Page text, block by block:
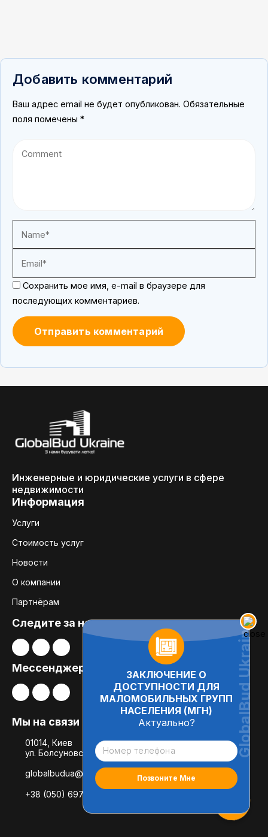
Добавить комментарий
Ваш адрес email не будет опубликован. Обязательные
поля помечены *
Сохранить мое имя, e-mail в браузере для
последующих комментариев.
ЗАКЛЮЧЕНИЕ О
ДОСТУПНОСТИ ДЛЯ
МАЛОМОБИЛЬНЫХ ГРУПП
НАСЕЛЕНИЯ (МГН)
Актуально?
Инженерные и юридические услуги в сфере
недвижимости
Информация
Услуги
Стоимость услуг
Новости
О компании
Партнёрам
Следите за нами:
Мессенджеры
Мы на связи
01014, Киев
ул. Болсуновская, 8, офис 21
globalbudua@gmail.com
+38 (050) 697-78-54